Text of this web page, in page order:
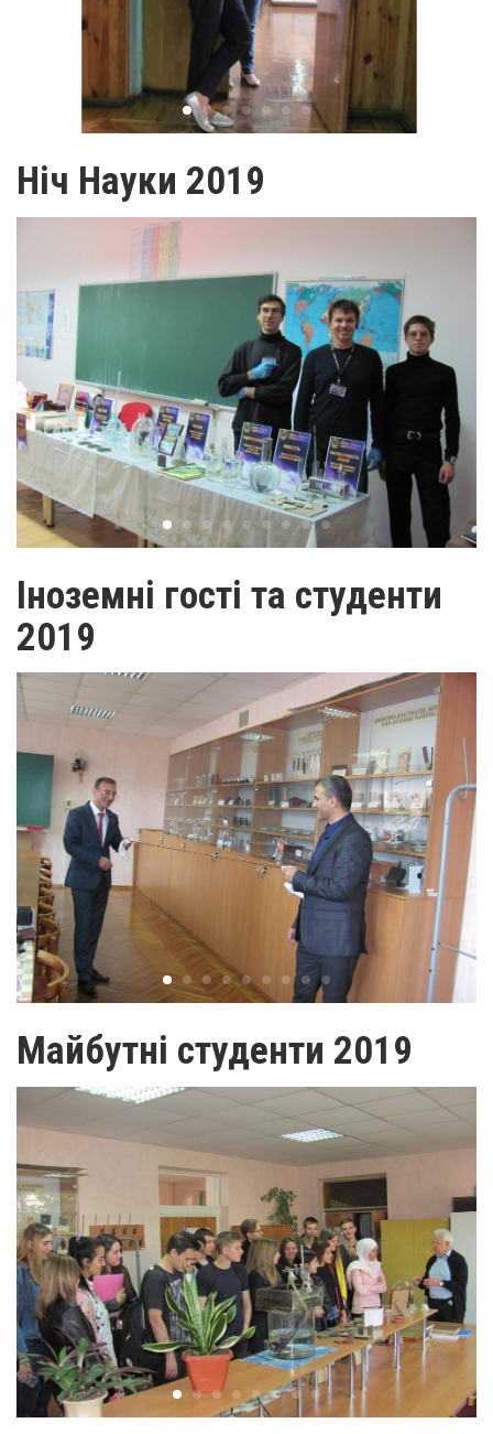
Ніч Науки 2019
Іноземні гості та студенти
2019
Майбутні студенти 2019